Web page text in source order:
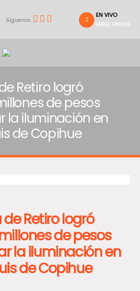
Síguenos:
EN VIVO
SEÑAL ONLINE
Retiro logró
de pesos
la iluminación en
de Copihue
Retiro logró
de pesos
la iluminación en
de Copihue